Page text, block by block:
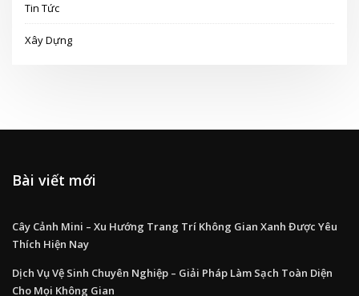
Tin Tức
Xây Dựng
Bài viết mới
Cây Cảnh Mini – Xu Hướng Trang Trí Không Gian Xanh Được Yêu
Thích Hiện Nay
Dịch Vụ Vệ Sinh Chuyên Nghiệp – Giải Pháp Làm Sạch Toàn Diện
Cho Mọi Không Gian